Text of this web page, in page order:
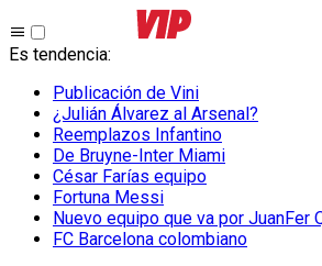
Es tendencia:
Publicación de Vini
¿Julián Álvarez al Arsenal?
Reemplazos Infantino
De Bruyne-Inter Miami
César Farías equipo
Fortuna Messi
Nuevo equipo que va por JuanFer
FC Barcelona colombiano